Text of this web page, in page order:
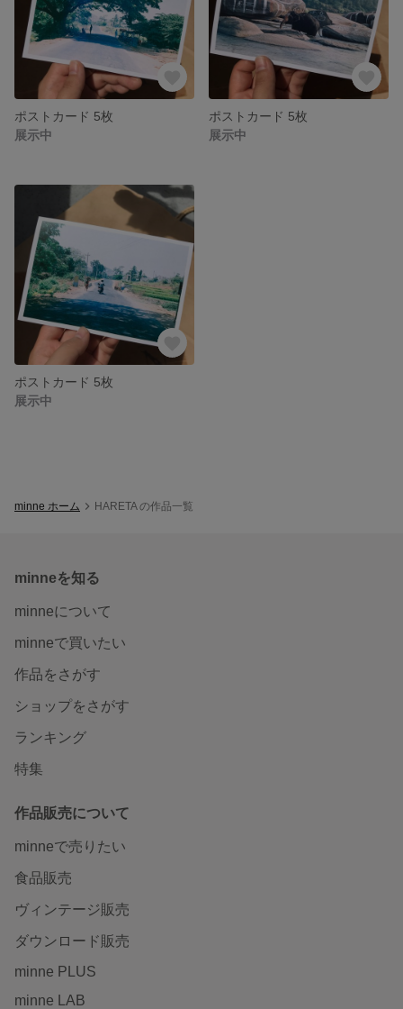
ポストカード 5枚
展示中
ポストカード 5枚
展示中
ポストカード 5枚
展示中
minne ホーム HARETA の作品一覧
minneを知る
minneについて
minneで買いたい
作品をさがす
ショップをさがす
ランキング
特集
作品販売について
minneで売りたい
食品販売
ヴィンテージ販売
ダウンロード販売
minne PLUS
minne LAB